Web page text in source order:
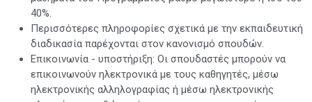
40%.
Περισσότερες πληροφορίες σχετικά με την εκπαιδευτική
διαδικασία παρέχονται στον κανονισμό σπουδών.
Επικοινωνία - υποστήριξη: Οι σπουδαστές μπορούν να
επικοινωνούν ηλεκτρονικά με τους καθηγητές, μέσω
ηλεκτρονικής αλληλογραφίας ή μέσω ηλεκτρονικής